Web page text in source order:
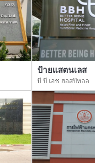
ป้ายแสตนเลส
บี บี เอช ฮอสปิทอล